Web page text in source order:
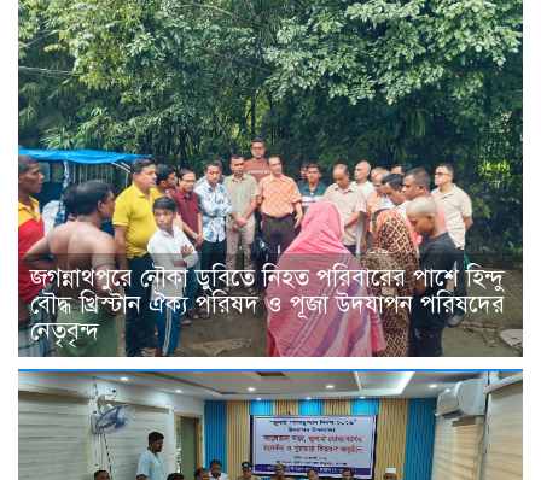
জগন্নাথপুরে নৌকা ডুবিতে নিহত পরিবারের পাশে হিন্দু
বৌদ্ধ খ্রিস্টান ঐক্য পরিষদ ও পূজা উদযাপন পরিষদের
নেতৃবৃন্দ